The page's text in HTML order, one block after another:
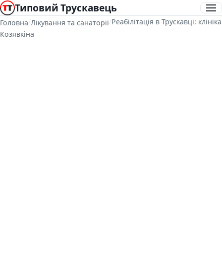
Типовий Трускавець
Головна/Лікування та санаторії/Реабілітація в Трускавці: клініка
Козявкіна